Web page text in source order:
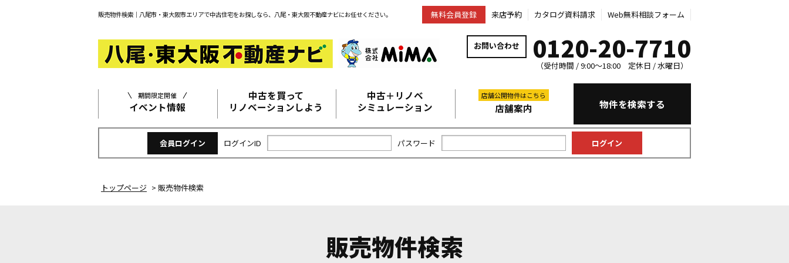
販売物件検索｜八尾市・東大阪市エリアで中古住宅をお探しなら、八尾・東大阪不動産ナビにお任せください。 無料会員登録 来店予約 カタログ資料請求 Web無料相談フォーム
お問い合わせ 0120-20-7710
（受付時間 / 9:00～18:00 定休日 / 水曜日）
期間限定開催
イベント情報
中古を買って
リノベーションしよう
中古＋リノベ
シミュレーション
店舗公開物件はこちら
店舗案内 物件を検索する
会員ログイン ログインID パスワード
トップページ > 販売物件検索
販売物件検索